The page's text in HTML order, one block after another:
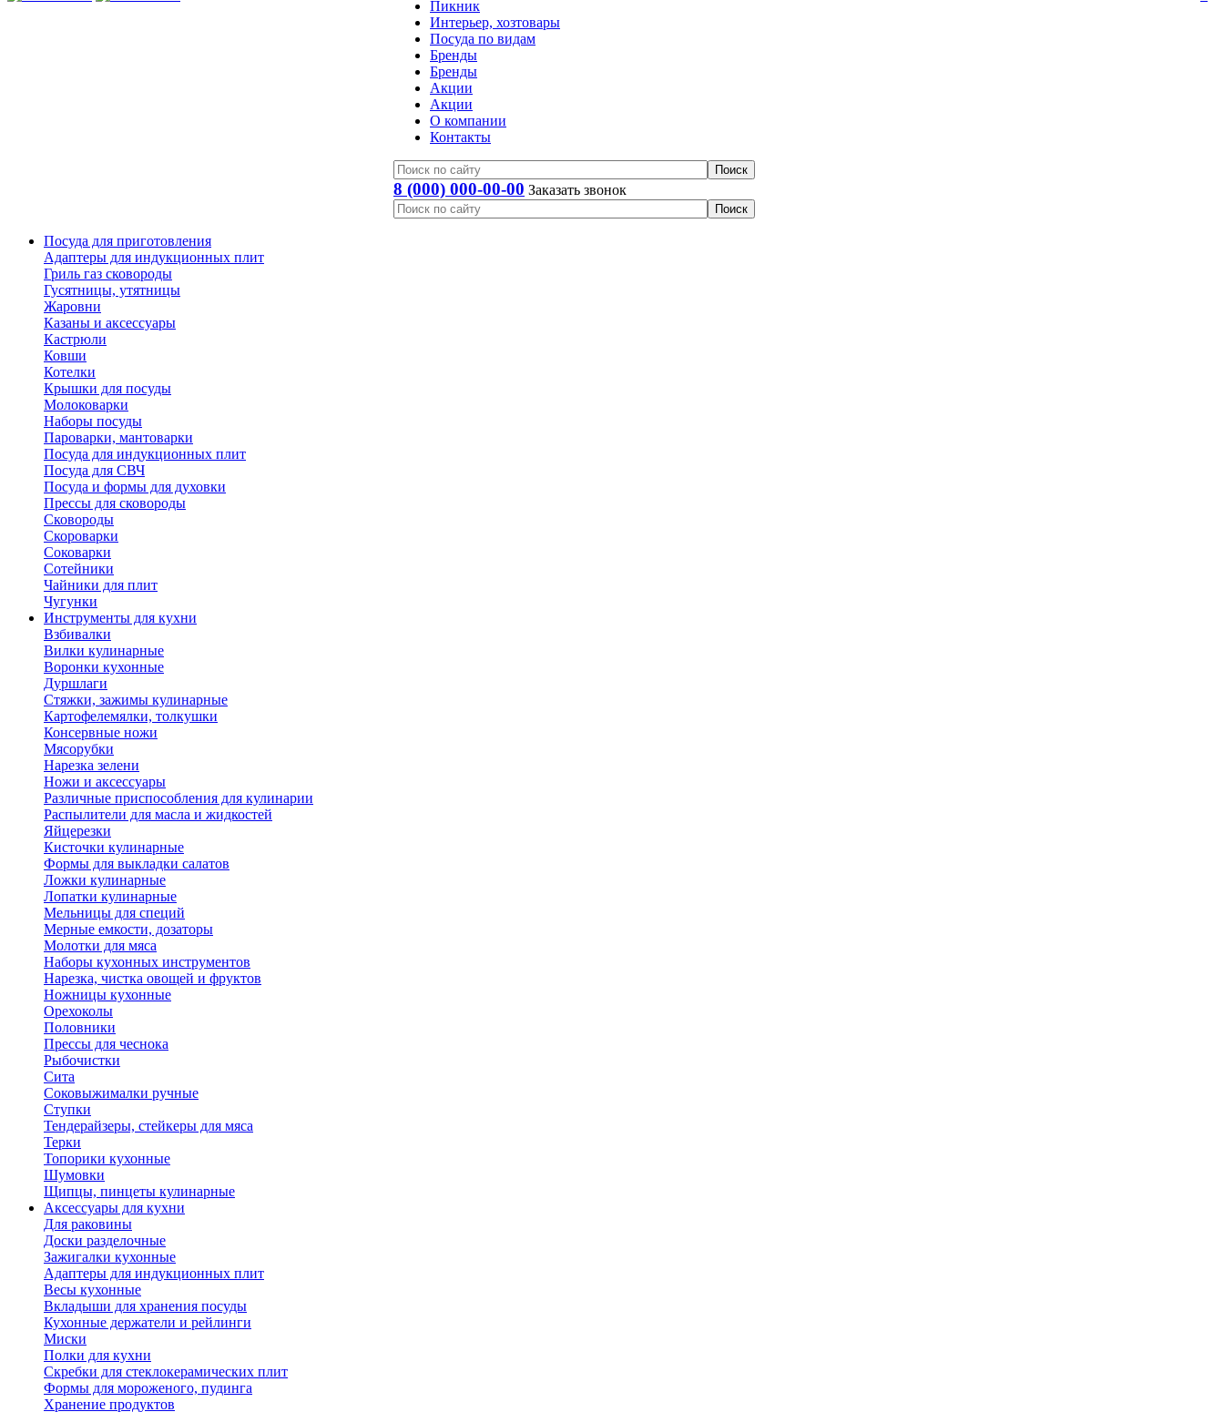
Пикник
Интерьер, хозтовары
Посуда по видам
Бренды
Бренды
Акции
Акции
О компании
Контакты
8 (000) 000-00-00 Заказать звонок
Посуда для приготовления
Адаптеры для индукционных плит
Гриль газ сковороды
Гусятницы, утятницы
Жаровни
Казаны и аксессуары
Кастрюли
Ковши
Котелки
Крышки для посуды
Молоковарки
Наборы посуды
Пароварки, мантоварки
Посуда для индукционных плит
Посуда для СВЧ
Посуда и формы для духовки
Прессы для сковороды
Сковороды
Скороварки
Соковарки
Сотейники
Чайники для плит
Чугунки
Инструменты для кухни
Взбивалки
Вилки кулинарные
Воронки кухонные
Дуршлаги
Стяжки, зажимы кулинарные
Картофелемялки, толкушки
Консервные ножи
Мясорубки
Нарезка зелени
Ножи и аксессуары
Различные приспособления для кулинарии
Распылители для масла и жидкостей
Яйцерезки
Кисточки кулинарные
Формы для выкладки салатов
Ложки кулинарные
Лопатки кулинарные
Мельницы для специй
Мерные емкости, дозаторы
Молотки для мяса
Наборы кухонных инструментов
Нарезка, чистка овощей и фруктов
Ножницы кухонные
Орехоколы
Половники
Прессы для чеснока
Рыбочистки
Сита
Соковыжималки ручные
Ступки
Тендерайзеры, стейкеры для мяса
Терки
Топорики кухонные
Шумовки
Щипцы, пинцеты кулинарные
Аксессуары для кухни
Для раковины
Доски разделочные
Зажигалки кухонные
Адаптеры для индукционных плит
Весы кухонные
Вкладыши для хранения посуды
Кухонные держатели и рейлинги
Миски
Полки для кухни
Скребки для стеклокерамических плит
Формы для мороженого, пудинга
Хранение продуктов